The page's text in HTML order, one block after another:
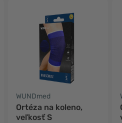
WUNDmed
Ortéza na koleno,
veľkosť S